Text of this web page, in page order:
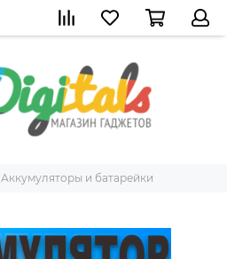
Аккумуляторы и батарейки